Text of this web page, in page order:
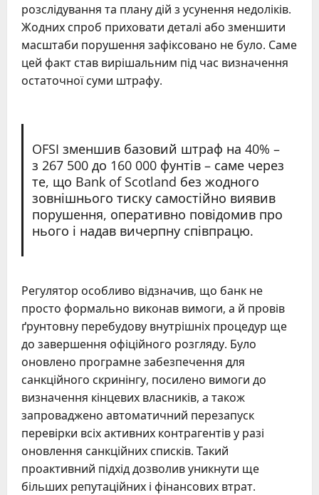
розслідування та плану дій з усунення недоліків.
Жодних спроб приховати деталі або зменшити
масштаби порушення зафіксовано не було. Саме
цей факт став вирішальним під час визначення
остаточної суми штрафу.
OFSI зменшив базовий штраф на 40% –
з 267 500 до 160 000 фунтів – саме через
те, що Bank of Scotland без жодного
зовнішнього тиску самостійно виявив
порушення, оперативно повідомив про
нього і надав вичерпну співпрацю.
Регулятор особливо відзначив, що банк не
просто формально виконав вимоги, а й провів
ґрунтовну перебудову внутрішніх процедур ще
до завершення офіційного розгляду. Було
оновлено програмне забезпечення для
санкційного скринінгу, посилено вимоги до
визначення кінцевих власників, а також
запроваджено автоматичний перезапуск
перевірки всіх активних контрагентів у разі
оновлення санкційних списків. Такий
проактивний підхід дозволив уникнути ще
більших репутаційних і фінансових втрат.